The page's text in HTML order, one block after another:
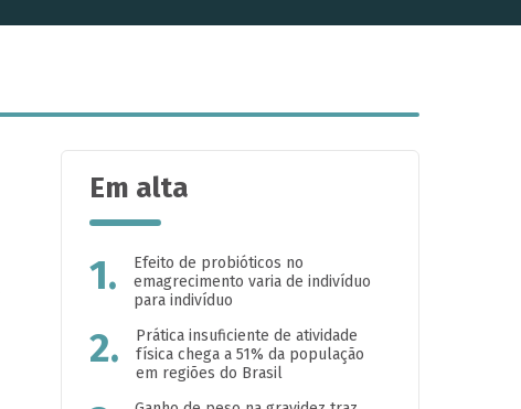
Em alta
1.
Efeito de probióticos no
emagrecimento varia de indivíduo
para indivíduo
2.
Prática insuficiente de atividade
física chega a 51% da população
em regiões do Brasil